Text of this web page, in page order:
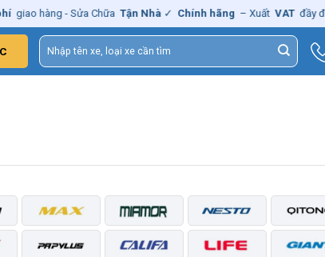
giao hàng - Sửa Chữa Tận Nhà ✓ Chính hãng – Xuất VAT đầy đủ
Tìm
kiếm: